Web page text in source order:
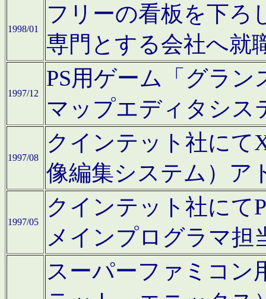
1998/01
フリーの看板を下ろ
専門とする会社へ就
1997/12
PS用ゲーム「グラン
マップエディタシス
1997/08
クインテット社にて
像編集システム）ア
1997/05
クインテット社にて
メインプログラマ担
スーパーファミコン